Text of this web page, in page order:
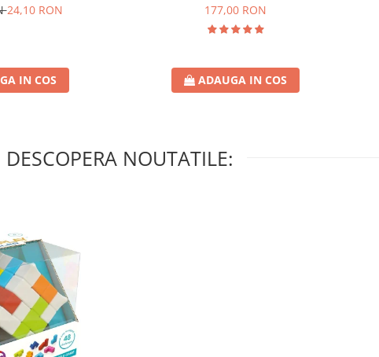
24,10 RON
IN COS
177,00 RON
ADAUGA IN COS
DESCOPERA NOUTATILE: